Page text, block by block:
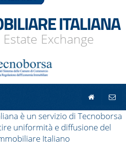
ITALIANA
Estate Exchange
è un servizio di Tecnoborsa
uniformità e diffusione del
Italiano